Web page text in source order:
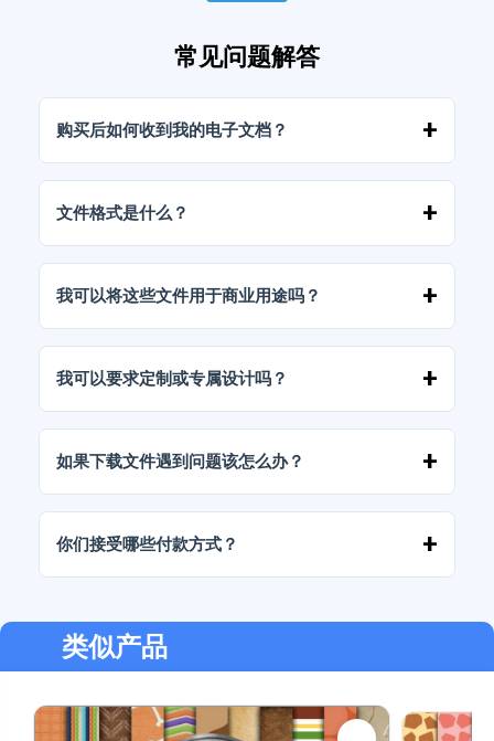
常见问题解答
购买后如何收到我的电子文档？
文件格式是什么？
我可以将这些文件用于商业用途吗？
我可以要求定制或专属设计吗？
如果下载文件遇到问题该怎么办？
你们接受哪些付款方式？
类似产品